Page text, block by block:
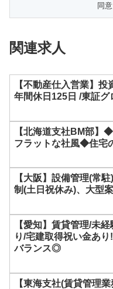
フ
ー
は
ま
ま
て
く
だ
関連求人
【不動産仕入営業】
年間休日125日 /東証
【北海道支社BM部】
フラットな社風◆住宅
【大阪】設備管理(常
制(土日祝休み)、大型
【愛知】賃貸管理/未
り/宅建取得祝い金あ
バランス◎
【東海支社(賃貸管理